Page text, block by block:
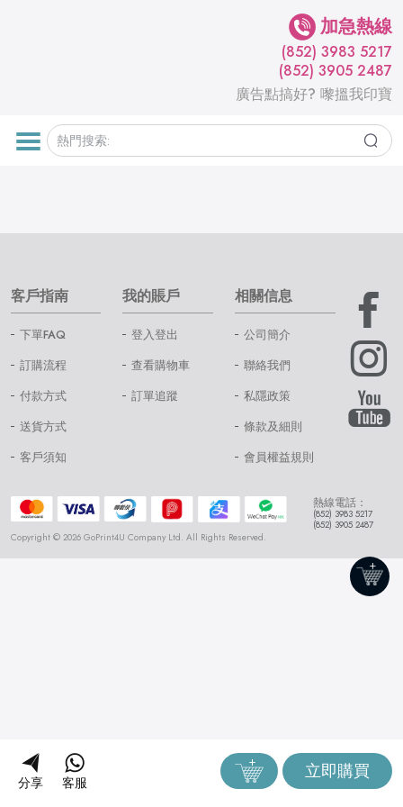
加急熱線
(852) 3983 5217
(852) 3905 2487
廣告點搞好? 嚟搵我印寶
分享 客服 立即購買
客戶指南
下單FAQ
訂購流程
付款方式
送貨方式
客戶須知
我的賬戶
登入登出
查看購物車
訂單追蹤
相關信息
公司簡介
聯絡我們
私隱政策
條款及細則
會員權益規則
Copyright © 2026 GoPrint4U Company Ltd. All Rights Reserved.
熱線電話：
(852) 3983 5217
(852) 3905 2487